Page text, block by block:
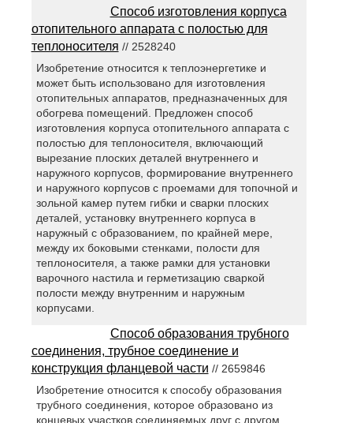
Способ изготовления корпуса
отопительного аппарата с полостью для
теплоносителя // 2528240
Изобретение относится к теплоэнергетике и
может быть использовано для изготовления
отопительных аппаратов, предназначенных для
обогрева помещений. Предложен способ
изготовления корпуса отопительного аппарата с
полостью для теплоносителя, включающий
вырезание плоских деталей внутреннего и
наружного корпусов, формирование внутреннего
и наружного корпусов с проемами для топочной и
зольной камер путем гибки и сварки плоских
деталей, установку внутреннего корпуса в
наружный с образованием, по крайней мере,
между их боковыми стенками, полости для
теплоносителя, а также рамки для установки
варочного настила и герметизацию сваркой
полости между внутренним и наружным
корпусами.
Способ образования трубного
соединения, трубное соединение и
конструкция фланцевой части // 2659846
Изобретение относится к способу образования
трубного соединения, которое образовано из
концевых участков соединяемых друг с другом